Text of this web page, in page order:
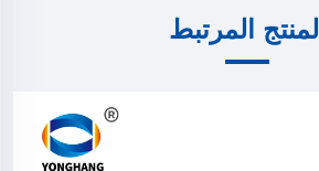
المنتج المرتبط